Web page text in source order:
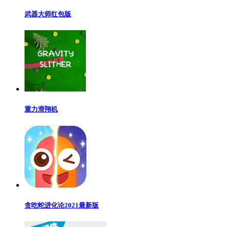
武器大师红包版
重力滑翔机
贪吃蛇进化论2021最新版